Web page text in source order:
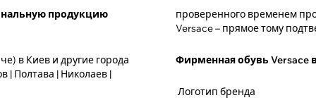
продукцию
в Киев и другие города
| Полтава | Николаев |
проверенного временем
Versace – прямое тому
Фирменная обувь Versace
Логотип бренда